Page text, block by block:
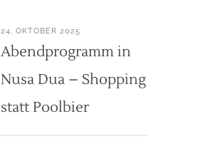
24. OKTOBER 2025
Abendprogramm in
Nusa Dua – Shopping
statt Poolbier